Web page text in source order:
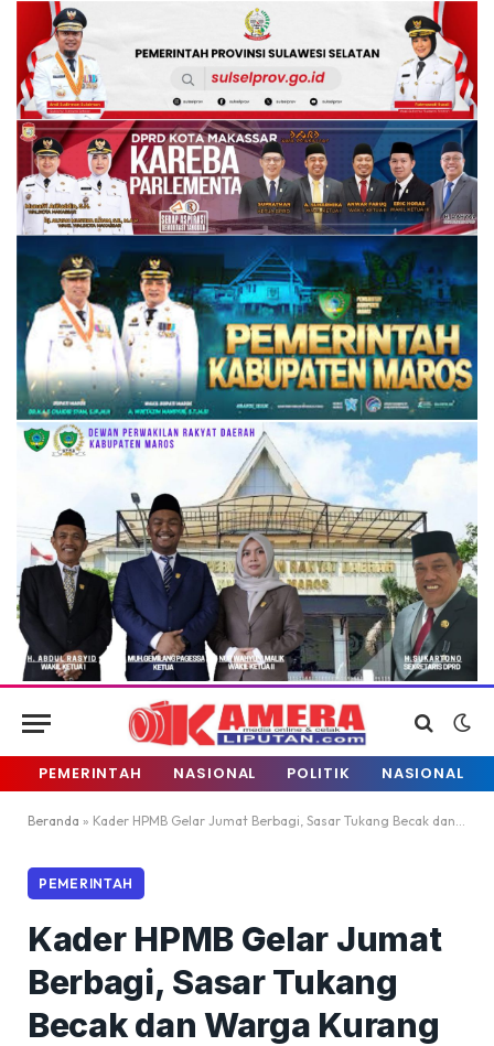
PEMERINTAH NASIONAL POLITIK NASIONAL
Beranda » Kader HPMB Gelar Jumat Berbagi, Sasar Tukang Becak dan Warga Kurang Mampu
PEMERINTAH
Kader HPMB Gelar Jumat
Berbagi, Sasar Tukang
Becak dan Warga Kurang